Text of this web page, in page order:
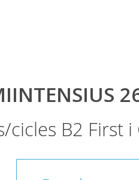
cicles B2 First